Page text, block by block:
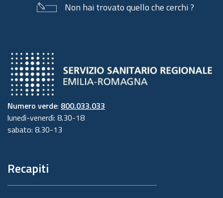
Non hai trovato quello che cerchi ?
Numero verde: 800.033.033
lunedì-venerdì: 8.30-18
sabato: 8.30-13
Recapiti